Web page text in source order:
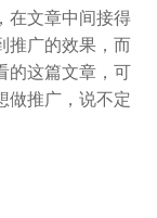
在文章中间接得
推广的效果，而
的这篇文章，可
做推广，说不定